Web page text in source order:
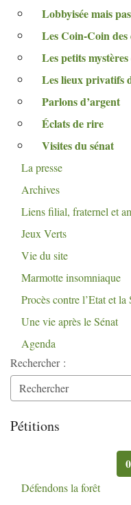
Lobbyisée mais
Les Coin-Coin
Les petits
Les lieux privatifs
Parlons d’argent
Éclats de rire
Visites du sénat
La presse
Archives
Liens filial, fraternel et
Jeux Verts
Vie du site
Marmotte insomniaque
Procès contre l’Etat et la
Une vie après le Sénat
Agenda
Rechercher :
Pétitions
0
Défendons la forêt